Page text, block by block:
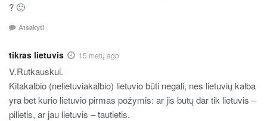
? 🙂
Atsakyti
tikras lietuvis 15 metų ago
V.Rutkauskui.
Kitakalbio (nelietuviakalbio) lietuvio būti negali, nes lietuvių kalba
yra bet kurio lietuvio pirmas požymis: ar jis butų dar tik lietuvis –
pilietis, ar jau lietuvis – tautietis.